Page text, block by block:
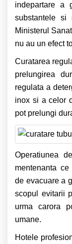
indepartare a
substantele si
Ministerul
nu au un efect
Curatarea
prelungirea
regulata a
inox si a celor
pot prelungi
Operatiunea
mentenanta
de evacuare a
scopul evitarii
urma carora
umane.
Hotele